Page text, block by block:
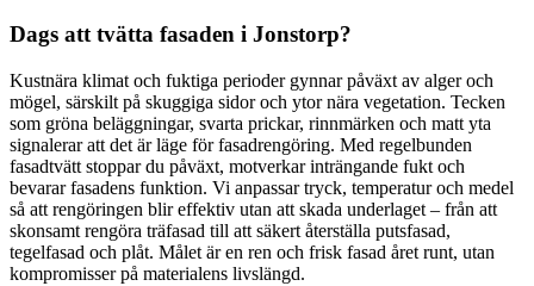
Dags att tvätta fasaden i Jonstorp?
Kustnära klimat och fuktiga perioder gynnar påväxt av alger och
mögel, särskilt på skuggiga sidor och ytor nära vegetation. Tecken
som gröna beläggningar, svarta prickar, rinnmärken och matt yta
signalerar att det är läge för fasadrengöring. Med regelbunden
fasadtvätt stoppar du påväxt, motverkar inträngande fukt och
bevarar fasadens funktion. Vi anpassar tryck, temperatur och medel
så att rengöringen blir effektiv utan att skada underlaget – från att
skonsamt rengöra träfasad till att säkert återställa putsfasad,
tegelfasad och plåt. Målet är en ren och frisk fasad året runt, utan
kompromisser på materialens livslängd.